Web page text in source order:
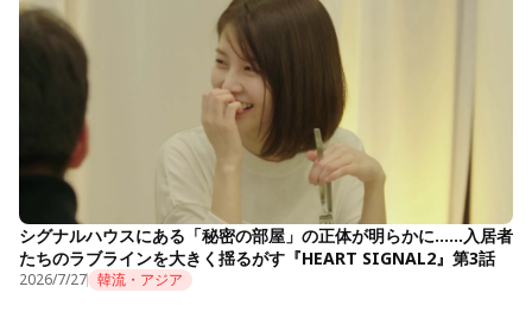
シグナルハウスにある「秘密の部屋」の正体が明らかに……入居者
たちのラブラインを大きく揺るがす『HEART SIGNAL2』第3話
2026/7/27 韓流・アジア